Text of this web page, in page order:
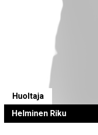
Huoltaja
Helminen Riku